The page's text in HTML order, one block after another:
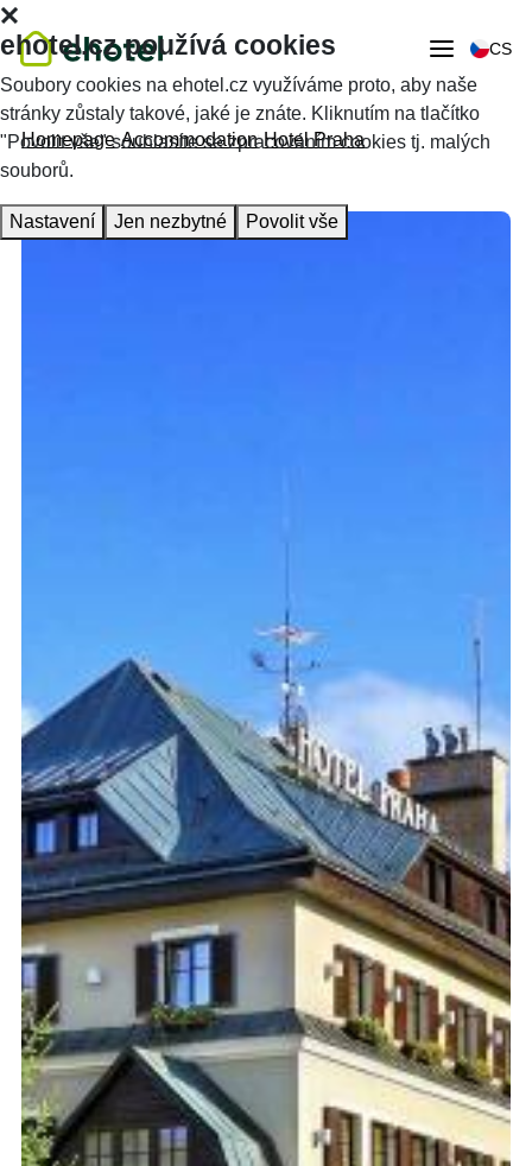
CS
Homepage Accommodation Hotel Praha
ehotel.cz používá cookies
Soubory cookies na ehotel.cz využíváme proto, aby naše
stránky zůstaly takové, jaké je znáte. Kliknutím na tlačítko
"Povolit vše" souhlasíte se zpracováním cookies tj. malých
souborů.
Nastavení Jen nezbytné Povolit vše